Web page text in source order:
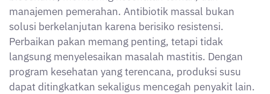
manajemen pemerahan. Antibiotik massal bukan
solusi berkelanjutan karena berisiko resistensi.
Perbaikan pakan memang penting, tetapi tidak
langsung menyelesaikan masalah mastitis. Dengan
program kesehatan yang terencana, produksi susu
dapat ditingkatkan sekaligus mencegah penyakit lain.